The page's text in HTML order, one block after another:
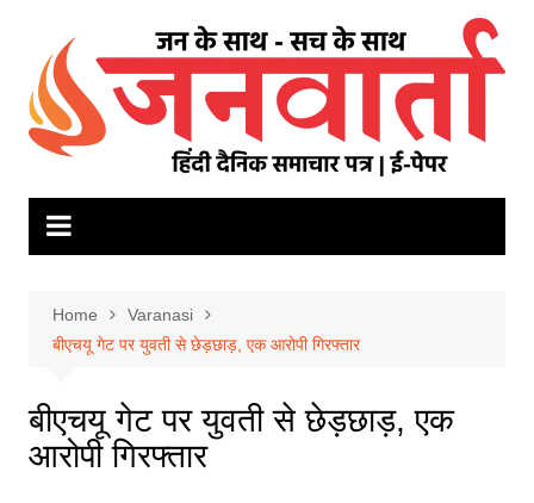
content
Home
Varanasi
बीएचयू गेट पर युवती से छेड़छाड़, एक आरोपी गिरफ्तार
बीएचयू गेट पर युवती से छेड़छाड़, एक
आरोपी गिरफ्तार